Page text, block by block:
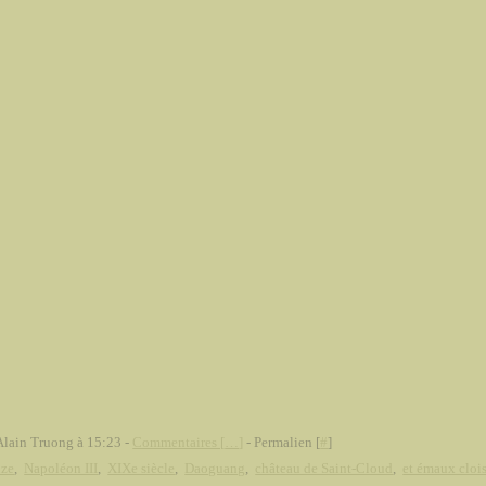
Truong à 15:23 - - Permalien [ ]
, , , , ,